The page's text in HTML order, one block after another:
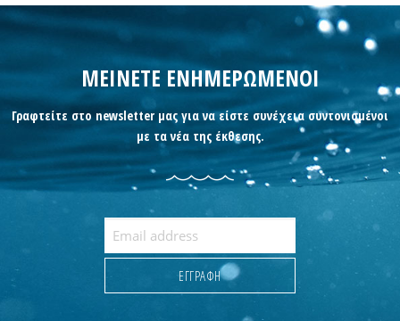
ΜΕΙΝΕΤΕ ΕΝΗΜΕΡΩΜΕΝΟΙ
Γραφτείτε στο newsletter μας για να είστε συνέχεια συντονισμένοι
με τα νέα της έκθεσης.